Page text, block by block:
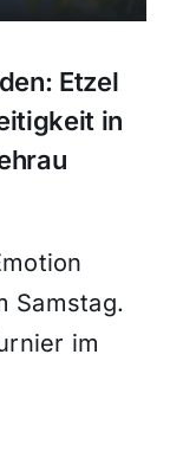
Etzel
in
Samstag.
im